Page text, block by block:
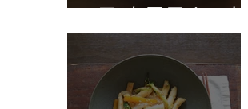
구마 콩국수, 말차
Color Kongguksu